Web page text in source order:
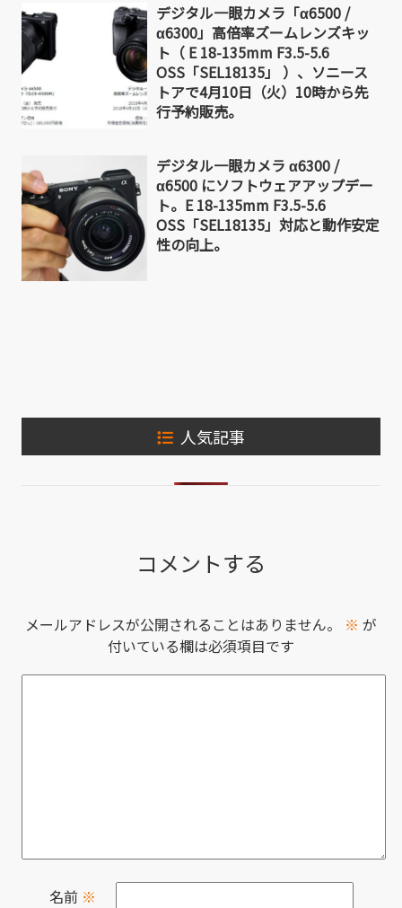
デジタル一眼カメラ「α6500 /
α6300」高倍率ズームレンズキッ
ト（ E 18-135mm F3.5-5.6
OSS「SEL18135」 ）、ソニース
トアで4月10日（火）10時から先
行予約販売。
デジタル一眼カメラ α6300 /
α6500 にソフトウェアアップデー
ト。E 18-135mm F3.5-5.6
OSS「SEL18135」対応と動作安定
性の向上。
人気記事
コメントする
メールアドレスが公開されることはありません。 ※ が
付いている欄は必須項目です
名前 ※